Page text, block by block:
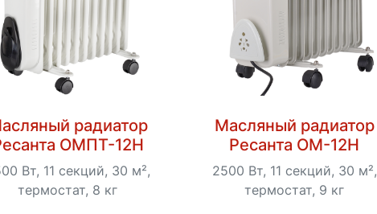
радиатор
ОМПТ-12Н
Вт, 11 секций, 30 м²,
термостат, 8 кг
Масляный радиатор
Ресанта ОМ-12Н
2500 Вт, 11 секций, 30 м²,
термостат, 9 кг